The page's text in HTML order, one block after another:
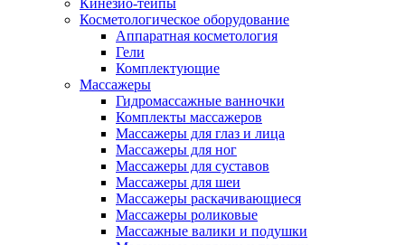
Кинезио-тейпы
Косметологическое оборудование
Аппаратная косметология
Гели
Комплектующие
Массажеры
Гидромассажные ванночки
Комплекты массажеров
Массажеры для глаз и лица
Массажеры для ног
Массажеры для суставов
Массажеры для шеи
Массажеры раскачивающиеся
Массажеры роликовые
Массажные валики и подушки